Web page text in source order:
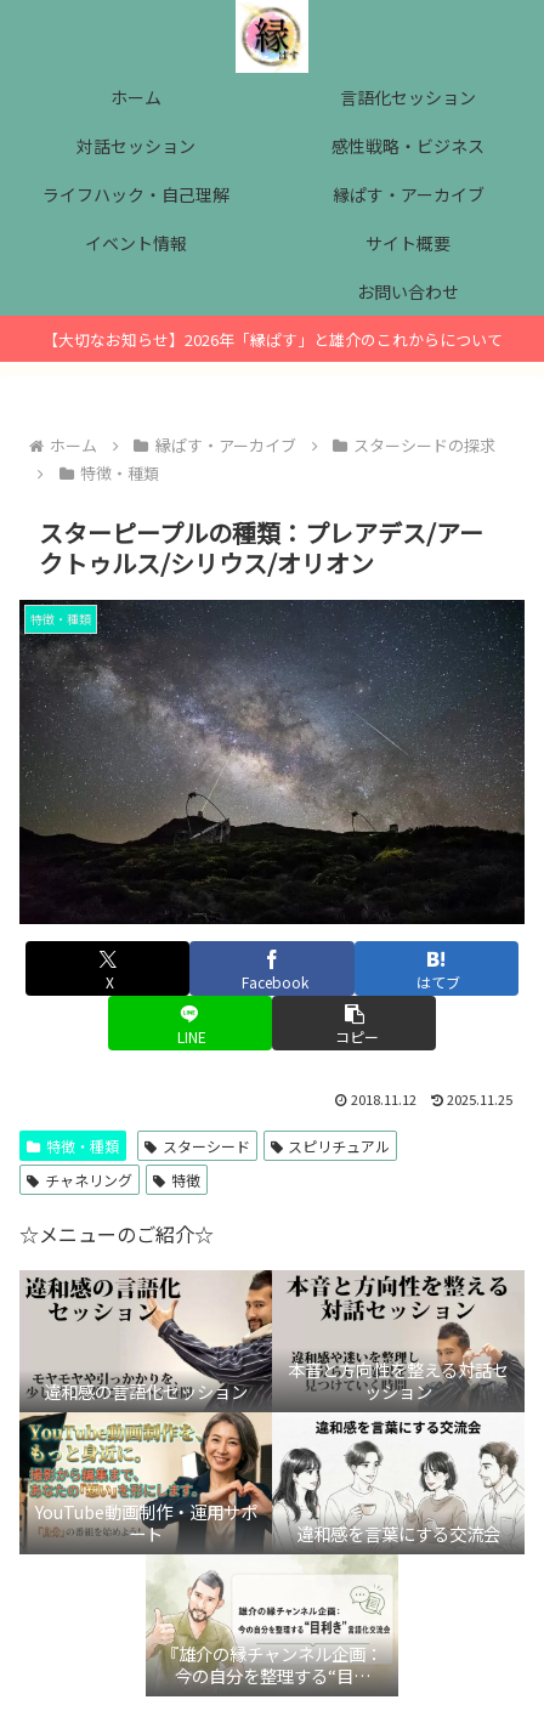
ホーム
言語化セッション
対話セッション
感性戦略・ビジネス
ライフハック・自己理解
縁ぱす・アーカイブ
イベント情報
サイト概要
お問い合わせ
【大切なお知らせ】2026年「縁ぱす」と雄介のこれからについて
ホーム 縁ぱす・アーカイブ
スターシードの探求
特徴・種類
スターピープルの種類：プレアデス/アー
クトゥルス/シリウス/オリオン
特徴・種類
X Facebook はてブ
LINE コピー
2018.11.12 2025.11.25
特徴・種類 スターシード
スピリチュアル
チャネリング
特徴
☆メニューのご紹介☆
違和感の言語化セッション
本音と方向性を整える対話セ
ッション
YouTube動画制作・運用サポ
ート
違和感を言葉にする交流会
『雄介の縁チャンネル企画：
今の自分を整理する“目利
き”言語化交流会』